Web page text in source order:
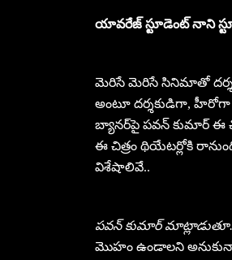
యావరేజ్ స్టూడెంట్ నాని
మెరిసే మెరిసే సినిమాతో
అంటూ దర్శకుడిగా, హీరోగా
బ్యానర్‌పై పవన్ కుమార్ ఈ
ఈ చిత్రం థియేటర్లోకి
విశేషాలివే..
పవన్ కుమార్
మొహం ఉండాలని